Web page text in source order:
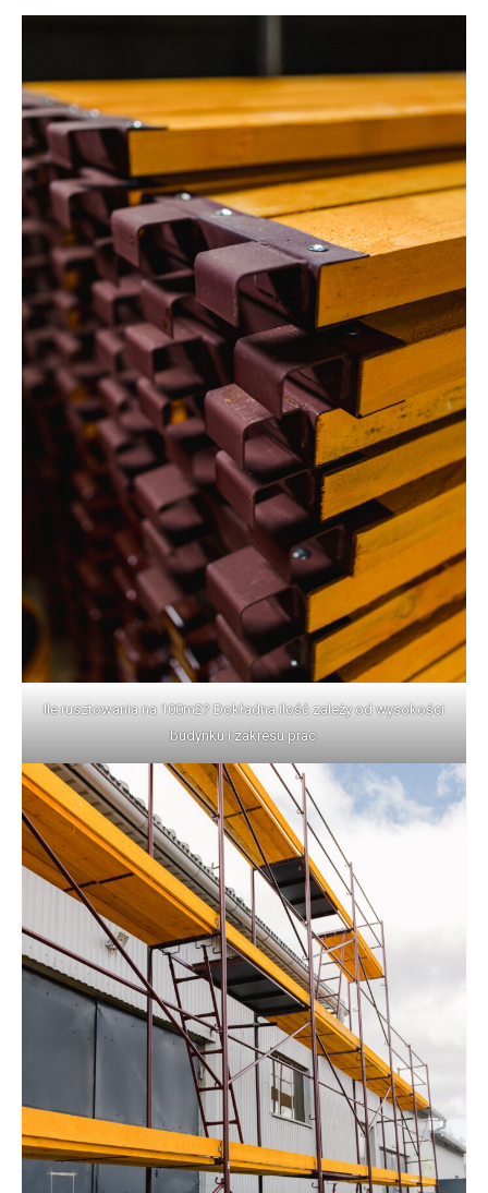
Ile rusztowania na 100m2? Dokładna ilość zależy od wysokości
budynku i zakresu prac.